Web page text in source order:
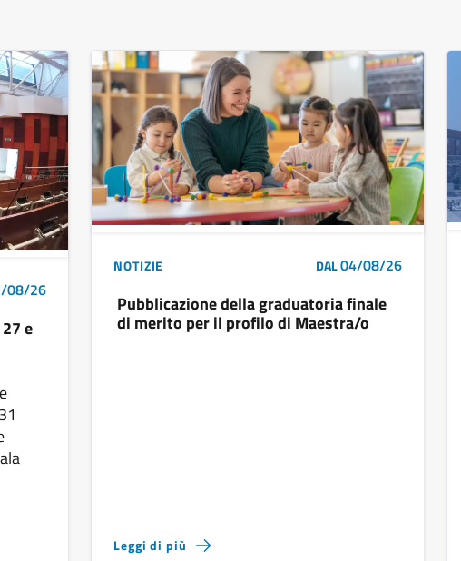
08/26
e
NOTIZIE DAL04/08/26
Pubblicazione della graduatoria finale
di merito per il profilo di Maestra/o
Leggi di più